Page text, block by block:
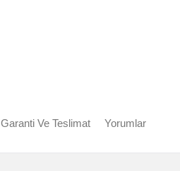
Garanti Ve Teslimat Yorumlar